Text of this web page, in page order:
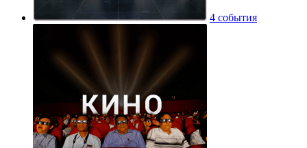
4 события